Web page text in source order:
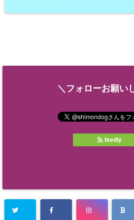
＼フォローお願い
feedly